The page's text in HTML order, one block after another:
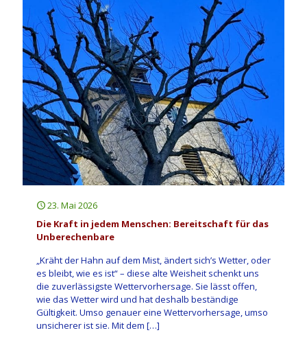
23. Mai 2026
Die Kraft in jedem Menschen: Bereitschaft für das
Unberechenbare
„Kräht der Hahn auf dem Mist, ändert sich’s Wetter, oder
es bleibt, wie es ist“ – diese alte Weisheit schenkt uns
die zuverlässigste Wettervorhersage. Sie lässt offen,
wie das Wetter wird und hat deshalb beständige
Gültigkeit. Umso genauer eine Wettervorhersage, umso
unsicherer ist sie. Mit dem […]